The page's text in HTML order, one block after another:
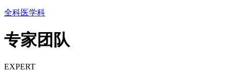
全科医学科
专家团队
EXPERT